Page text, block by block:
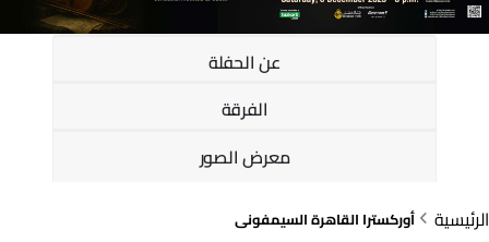
عن الحفلة
الفرقة
معرض الصور
الرئيسية
أوركسترا القاهرة السيمفونى